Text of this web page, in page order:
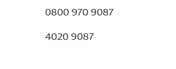
0800 970 9087
4020 9087